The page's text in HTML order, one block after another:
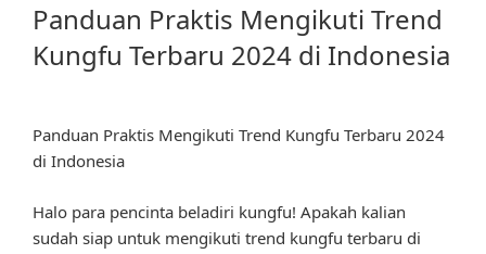
Panduan Praktis Mengikuti Trend
Kungfu Terbaru 2024 di Indonesia
Panduan Praktis Mengikuti Trend Kungfu Terbaru 2024
di Indonesia
Halo para pencinta beladiri kungfu! Apakah kalian
sudah siap untuk mengikuti trend kungfu terbaru di